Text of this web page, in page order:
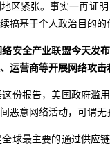
区紧张。事实一再证
搞基于个人政治目的的
络安全产业联盟今天
运营商等开展网络攻击
份报告，美国政府滥
恶意网络活动，可谓无
球最主要的通过供应